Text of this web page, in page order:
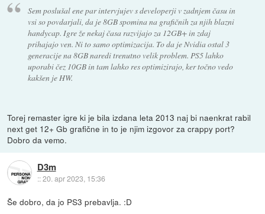
Sem poslušal ene par intervjujev s developerji v zadnjem času in
vsi so povdarjali, da je 8GB spomina na grafičnih za njih blazni
handycap. Igre že nekaj časa razvijajo za 12GB+ in zdaj
prihajajo ven. Ni to samo optimizacija. To da je Nvidia ostal 3
generacije na 8GB naredi trenutno velik problem. PS5 lahko
uporabi čez 10GB in tam lahko res optimizirajo, ker točno vedo
kakšen je HW.
Torej remaster igre ki je bila izdana leta 2013 naj bi naenkrat rabil
next get 12+ Gb grafične in to je njim izgovor za crappy port?
Dobro da vemo.
D3m
::20. apr 2023, 15:36
Še dobro, da jo PS3 prebavlja. :D